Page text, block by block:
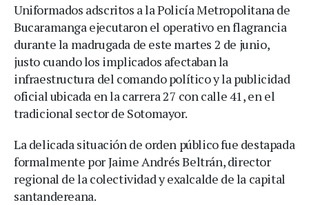
Uniformados adscritos a la Policía Metropolitana de
Bucaramanga ejecutaron el operativo en flagrancia
durante la madrugada de este martes 2 de junio,
justo cuando los implicados afectaban la
infraestructura del comando político y la publicidad
oficial ubicada en la carrera 27 con calle 41, en el
tradicional sector de Sotomayor.
La delicada situación de orden público fue destapada
formalmente por Jaime Andrés Beltrán, director
regional de la colectividad y exalcalde de la capital
santandereana.